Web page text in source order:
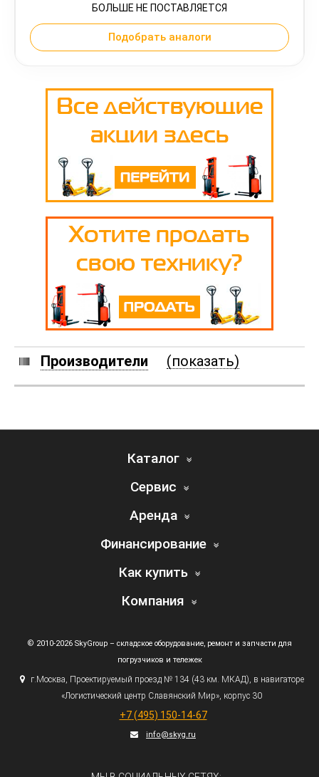
БОЛЬШЕ НЕ ПОСТАВЛЯЕТСЯ
Подобрать аналоги
Производители (показать)
Каталог
Сервис
Аренда
Финансирование
Как купить
Компания
© 2010-2026 SkyGroup – складское оборудование, ремонт и запчасти для
погрузчиков и тележек
г.Москва, Проектируемый проезд № 134 (43км. МКАД), в навигаторе
«Логистический центр Славянский Мир», корпус 30
+7 (495) 150-14-67
info@skyg.ru